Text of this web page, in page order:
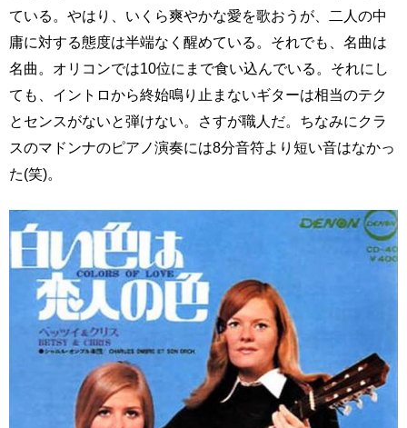
ている。やはり、いくら爽やかな愛を歌おうが、二人の中
庸に対する態度は半端なく醒めている。それでも、名曲は
名曲。オリコンでは10位にまで食い込んでいる。それにし
ても、イントロから終始鳴り止まないギターは相当のテク
とセンスがないと弾けない。さすが職人だ。ちなみにクラ
スのマドンナのピアノ演奏には8分音符より短い音はなかっ
た(笑)。